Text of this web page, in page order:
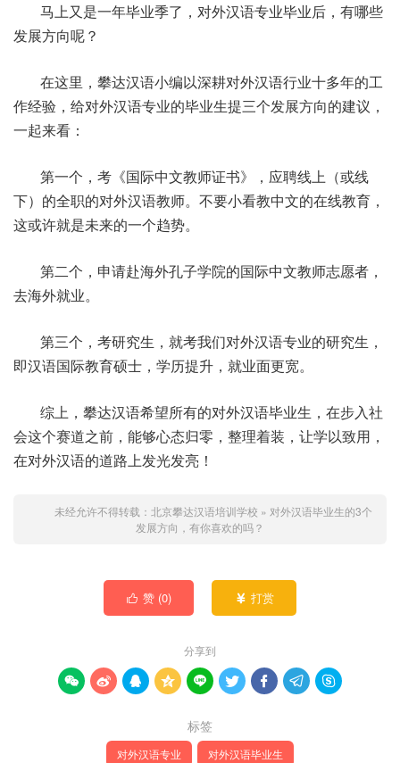
马上又是一年毕业季了，对外汉语专业毕业后，有哪些
发展方向呢？
在这里，攀达汉语小编以深耕对外汉语行业十多年的工
作经验，给对外汉语专业的毕业生提三个发展方向的建议，
一起来看：
第一个， 考《国际中文教师证书》，应聘线上（或线
下）的全职的对外汉语教师。不要小看教中文的在线教育，
这或许就是未来的一个趋势。
第二个，申请赴海外孔子学院的国际中文教师志愿者，
去海外就业。
第三个， 考研究生，就考我们对外汉语专业的研究生，
即汉语国际教育硕士，学历提升，就业面更宽。
综上，攀达汉语希望所有的对外汉语毕业生，在步入社
会这个赛道之前，能够心态归零，整理着装，让学以致用，
在对外汉语的道路上发光发亮！
未经允许不得转载： 北京攀达汉语培训学校 » 对外汉语毕业生的3个
发展方向，有你喜欢的吗？
 赞 (0)  打赏
分享到
        
标签
对外汉语专业 对外汉语毕业生